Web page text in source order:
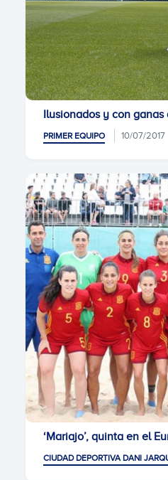
Ilusionados y con ganas
PRIMER EQUIPO 10/07/2017
‘Mariajo’, quinta en el
CIUDAD DEPORTIVA DANI